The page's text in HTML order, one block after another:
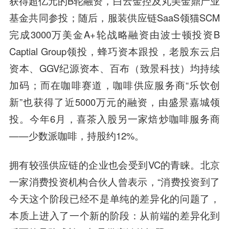
基金共同参投；随后，服装供应链SaaS领猫SCM
完成3000万美金A+轮战略融资由波士顿投资B
Captial Group领投，蜂巧资本跟投，老股东云启
资本、GGV纪源资本、百布（致景科技）均持续
加码；而在咖啡赛道，咖啡供应服务商“乐饮创
新”也获得了近5000万元的融资，由盛景嘉城领
投。今年6月，喜茶入股另一家焙炒咖啡服务商
——少数派咖啡，持股约12%。
拥有较强供应链的企业也会受到VC的青睐。北京
一家消费投资机构合伙人曾表示，“消费投资到了
今天这个阶段已经不是单纯的差异化的问题了，
本质上进入了一个新的阶段：从前端的差异化到